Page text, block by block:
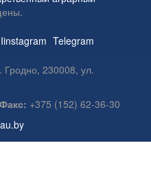
Iinstagram Telegram
Гродно, 230008, ул.
Факс: +375 (152) 62-36-30